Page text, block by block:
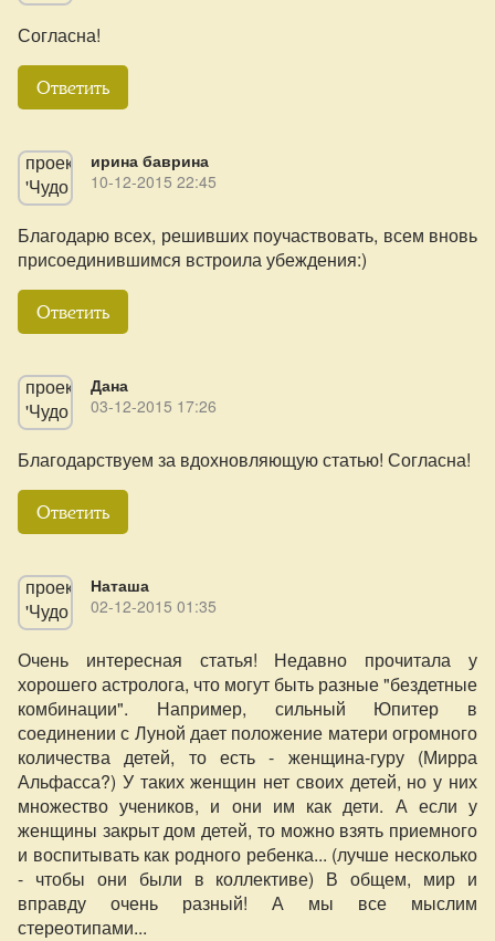
Согласна!
Ответить
ирина баврина
10-12-2015 22:45
Благодарю всех, решивших поучаствовать, всем вновь
присоединившимся встроила убеждения:)
Ответить
Дана
03-12-2015 17:26
Благодарствуем за вдохновляющую статью! Согласна!
Ответить
Наташа
02-12-2015 01:35
Очень интересная статья! Недавно прочитала у
хорошего астролога, что могут быть разные "бездетные
комбинации". Например, сильный Юпитер в
соединении с Луной дает положение матери огромного
количества детей, то есть - женщина-гуру (Мирра
Альфасса?) У таких женщин нет своих детей, но у них
множество учеников, и они им как дети. А если у
женщины закрыт дом детей, то можно взять приемного
и воспитывать как родного ребенка... (лучше несколько
- чтобы они были в коллективе) В общем, мир и
вправду очень разный! А мы все мыслим
стереотипами...